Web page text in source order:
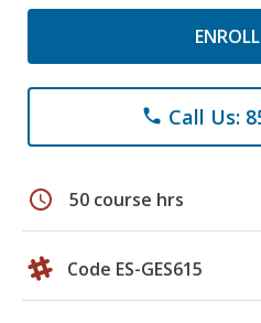
phone Call Us:
schedule 50 course hrs
Code ES-GES615